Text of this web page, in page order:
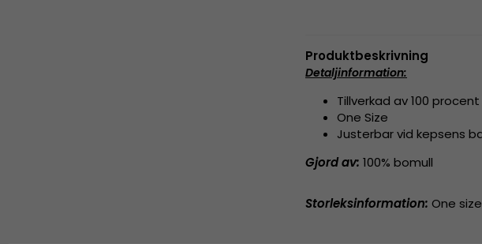
Produktbeskrivning
Detaljinformation:
Tillverkad av 100
One Size
Justerbar vid kepsens
Gjord av: 100% bomull
Storleksinformation: One